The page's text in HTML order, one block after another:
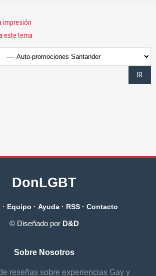
impresión
este tema
DonLGBT
· Equipo · Ayuda · RSS · Contacto
© Diseñado por D&D
Sobre Nosotros
reseñas sobre experiencias Gay y